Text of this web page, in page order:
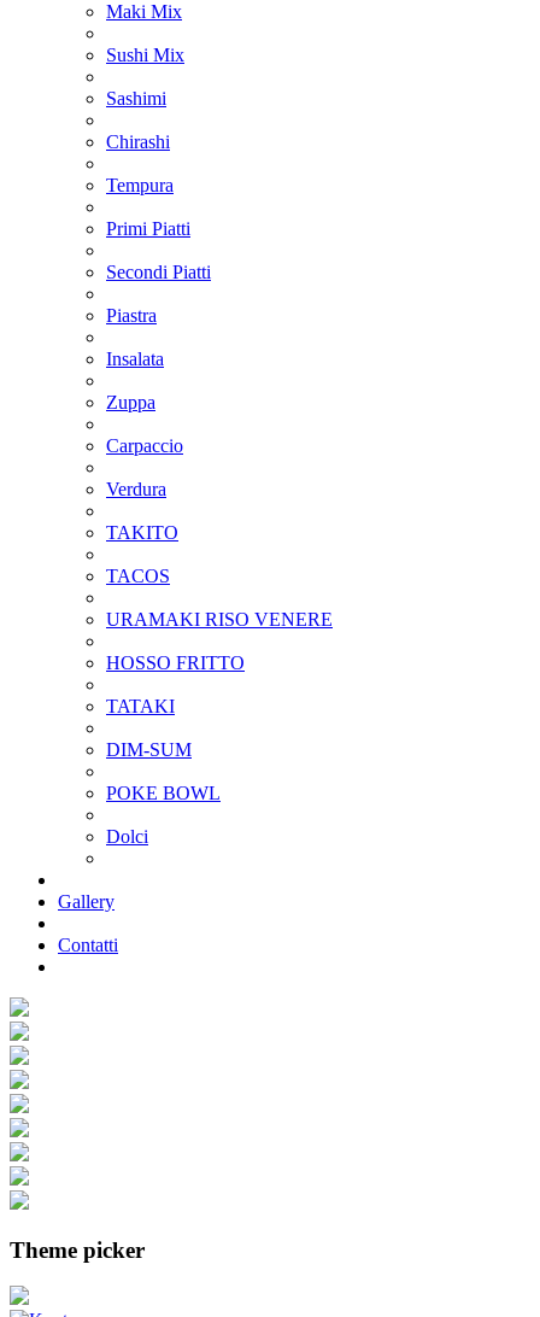
Maki Mix
Sushi Mix
Sashimi
Chirashi
Tempura
Primi Piatti
Secondi Piatti
Piastra
Insalata
Zuppa
Carpaccio
Verdura
TAKITO
TACOS
URAMAKI RISO VENERE
HOSSO FRITTO
TATAKI
DIM-SUM
POKE BOWL
Dolci
Gallery
Contatti
Theme picker